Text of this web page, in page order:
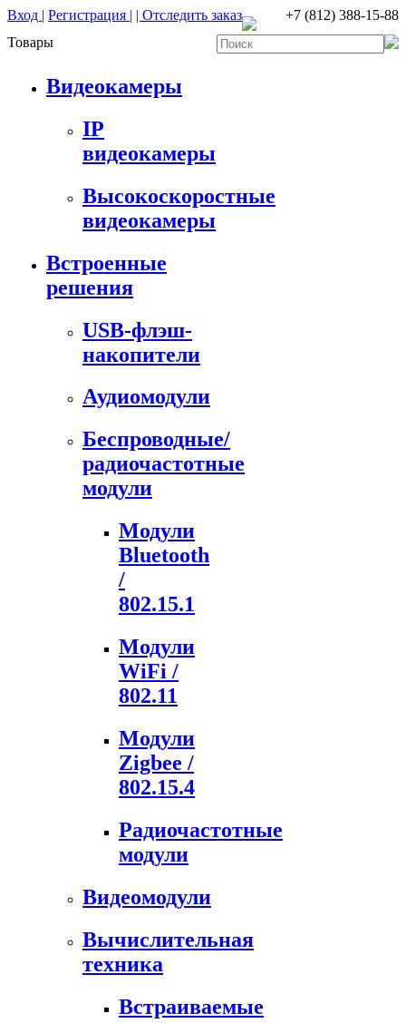
Вход | Регистрация | | Отследить заказ
+7 (812) 388-15-88
Товары
Видеокамеры
IP
видеокамеры
Высокоскоростные
видеокамеры
Встроенные
решения
USB-флэш-
накопители
Аудиомодули
Беспроводные/
радиочастотные
модули
Модули
Bluetooth
/
802.15.1
Модули
WiFi /
802.11
Модули
Zigbee /
802.15.4
Радиочастотные
модули
Видеомодули
Вычислительная
техника
Встраиваемые